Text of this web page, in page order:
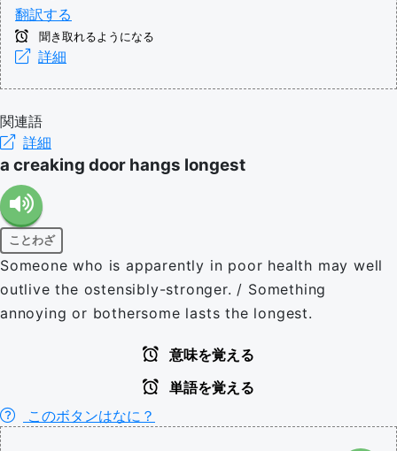
翻訳する
聞き取れるようになる
詳細
関連語
詳細
a creaking door hangs longest
ことわざ
Someone who is apparently in poor health may well
outlive the ostensibly-stronger. / Something
annoying or bothersome lasts the longest.
意味を覚える
単語を覚える
このボタンはなに？